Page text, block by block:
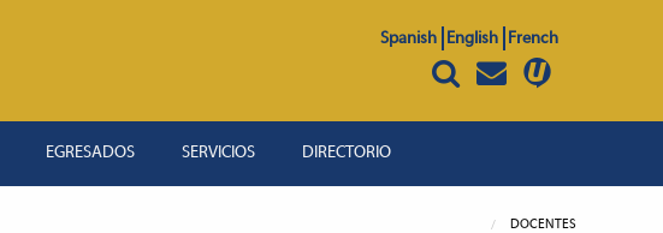
Spanish English French
EGRESADOS SERVICIOS DIRECTORIO
DOCENTES